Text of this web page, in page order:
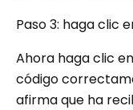
Paso 3: haga clic
Ahora haga clic
código
afirma que ha